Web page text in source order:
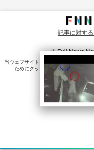
記事に対す
© Fuji News
当ウェブサイトでは、ユーザのニーズ
ためにクッキーを使⽤しています